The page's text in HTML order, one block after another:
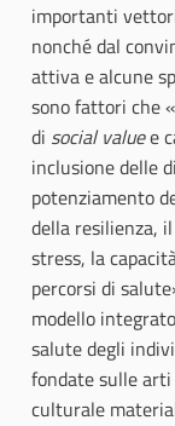
importanti
nonché dal
attiva e alcune
sono fattori che
di social valuee
inclusione delle
potenziamento
della resilienza,
stress, la
percorsi di
modello
salute degli
fondate sulle
culturale